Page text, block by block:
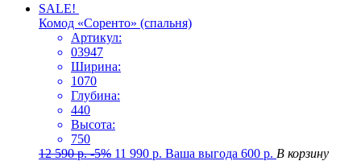
SALE!
Комод «Соренто» (спальня)
Артикул:
03947
Ширина:
1070
Глубина:
440
Высота:
750
12 590р. -5% 11 990 р. Ваша выгода 600 р. В корзину